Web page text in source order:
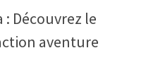
: Découvrez le
aventure